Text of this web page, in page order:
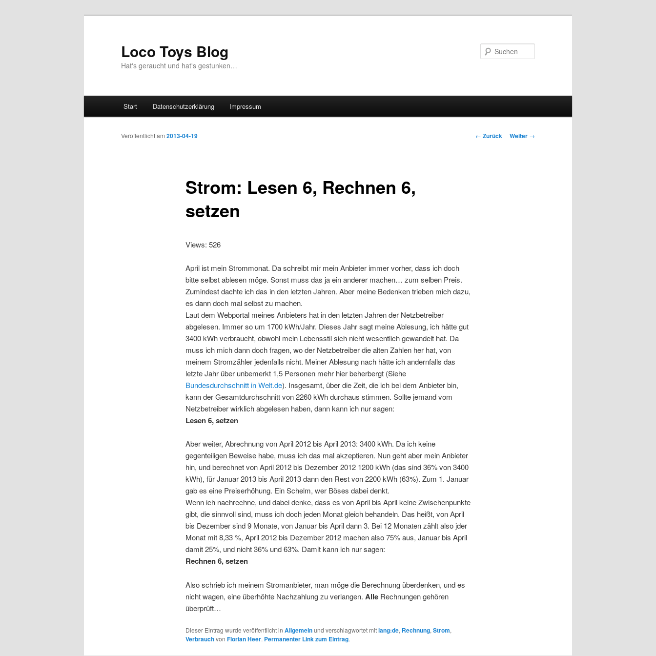
Loco Toys Blog
Hat's geraucht und hat's gestunken…
Start Datenschutzerklärung Impressum
Beitrags-
← Zurück Weiter →
Strom: Lesen 6, Rechnen 6,
setzen
Veröffentlicht am 2013-04-19
Views: 526
April ist mein Strommonat. Da schreibt mir mein Anbieter immer vorher, dass ich doch
bitte selbst ablesen möge. Sonst muss das ja ein anderer machen… zum selben Preis.
Zumindest dachte ich das in den letzten Jahren. Aber meine Bedenken trieben mich dazu,
es dann doch mal selbst zu machen.
Laut dem Webportal meines Anbieters hat in den letzten Jahren der Netzbetreiber
abgelesen. Immer so um 1700 kWh/Jahr. Dieses Jahr sagt meine Ablesung, ich hätte gut
3400 kWh verbraucht, obwohl mein Lebensstil sich nicht wesentlich gewandelt hat. Da
muss ich mich dann doch fragen, wo der Netzbetreiber die alten Zahlen her hat, von
meinem Stromzähler jedenfalls nicht. Meiner Ablesung nach hätte ich andernfalls das
letzte Jahr über unbemerkt 1,5 Personen mehr hier beherbergt (Siehe
Bundesdurchschnitt in Welt.de). Insgesamt, über die Zeit, die ich bei dem Anbieter bin,
kann der Gesamtdurchschnitt von 2260 kWh durchaus stimmen. Sollte jemand vom
Netzbetreiber wirklich abgelesen haben, dann kann ich nur sagen:
Lesen 6, setzen
Aber weiter, Abrechnung von April 2012 bis April 2013: 3400 kWh. Da ich keine
gegenteiligen Beweise habe, muss ich das mal akzeptieren. Nun geht aber mein Anbieter
hin, und berechnet von April 2012 bis Dezember 2012 1200 kWh (das sind 36% von 3400
kWh), für Januar 2013 bis April 2013 dann den Rest von 2200 kWh (63%). Zum 1. Januar
gab es eine Preiserhöhung. Ein Schelm, wer Böses dabei denkt.
Wenn ich nachrechne, und dabei denke, dass es von April bis April keine Zwischenpunkte
gibt, die sinnvoll sind, muss ich doch jeden Monat gleich behandeln. Das heißt, von April
bis Dezember sind 9 Monate, von Januar bis April dann 3. Bei 12 Monaten zählt also jder
Monat mit 8,33 %, April 2012 bis Dezember 2012 machen also 75% aus, Januar bis April
damit 25%, und nicht 36% und 63%. Damit kann ich nur sagen:
Rechnen 6, setzen
Also schrieb ich meinem Stromanbieter, man möge die Berechnung überdenken, und es
nicht wagen, eine überhöhte Nachzahlung zu verlangen. AlleRechnungen gehören
überprüft…
Dieser Eintrag wurde veröffentlicht in Allgemeinund verschlagwortet mitlang:de, Rechnung, Strom,
Verbrauchvon Florian Heer. Permanenter Link zum Eintrag.